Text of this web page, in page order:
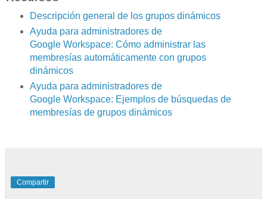
Descripción general de los grupos dinámicos
Ayuda para administradores de
Google Workspace: Cómo administrar las
membresías automáticamente con grupos
dinámicos
Ayuda para administradores de
Google Workspace: Ejemplos de búsquedas de
membresías de grupos dinámicos
Compartir